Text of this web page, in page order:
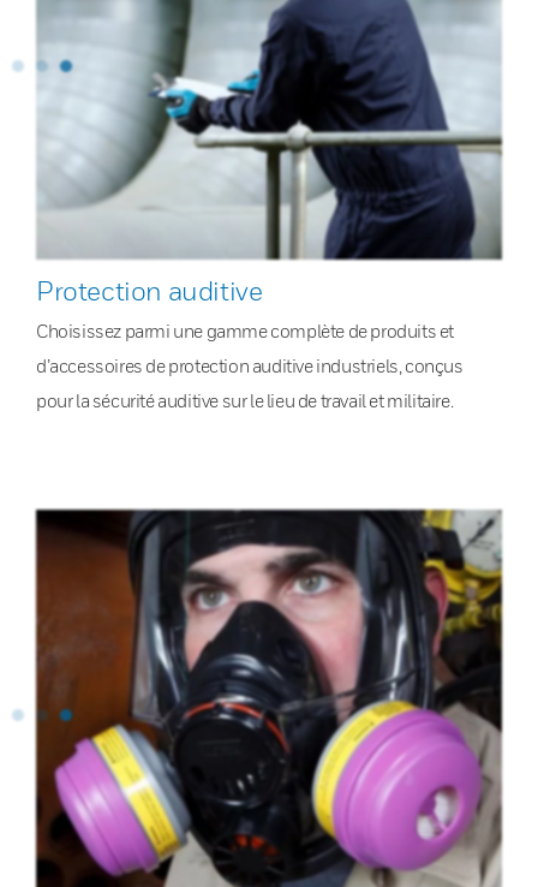
Protection auditive
Choisissez parmi une gamme complète de produits et
d’accessoires de protection auditive industriels, conçus
pour la sécurité auditive sur le lieu de travail et militaire.